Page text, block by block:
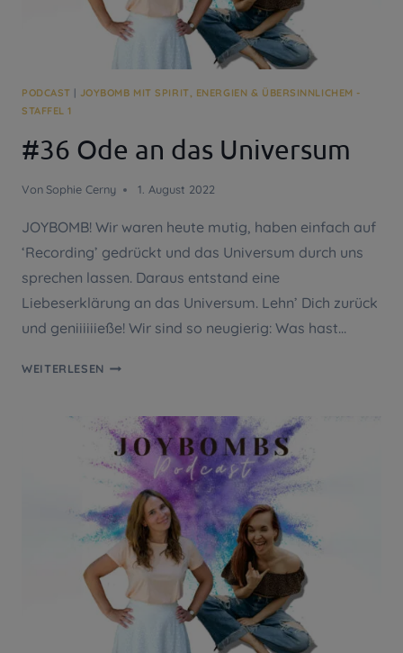
PODCAST
JOYBOMB MIT SPIRIT, ENERGIEN & ÜBERSINNLICHEM -
STAFFEL 1
#36 Ode an das Universum
VonSophie Cerny 1. August 2022
JOYBOMB! Wir waren heute mutig, haben einfach auf
‘Recording’ gedrückt und das Universum durch uns
sprechen lassen. Daraus entstand eine
Liebeserklärung an das Universum. Lehn’ Dich zurück
und geniiiiiieße! Wir sind so neugierig: Was hast…
WEITERLESEN #36
DAS
UNIVERSUM